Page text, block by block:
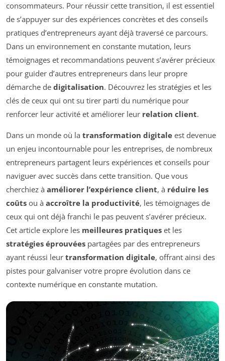
consommateurs. Pour réussir cette transition, il est essentiel
de s’appuyer sur des expériences concrètes et des conseils
pratiques d’entrepreneurs ayant déjà traversé ce parcours.
Dans un environnement en constante mutation, leurs
témoignages et recommandations peuvent s’avérer précieux
pour guider d’autres entrepreneurs dans leur propre
démarche de digitalisation. Découvrez les stratégies et les
clés de ceux qui ont su tirer parti du numérique pour
renforcer leur activité et améliorer leur relation client.
Dans un monde où la transformation digitale est devenue
un enjeu incontournable pour les entreprises, de nombreux
entrepreneurs partagent leurs expériences et conseils pour
naviguer avec succès dans cette transition. Que vous
cherchiez à améliorer l’expérience client, à réduire les
coûts ou à accroître la productivité, les témoignages de
ceux qui ont déjà franchi le pas peuvent s’avérer précieux.
Cet article explore les meilleures pratiques et les
stratégies éprouvées partagées par des entrepreneurs
ayant réussi leur transformation digitale, offrant ainsi des
pistes pour galvaniser votre propre évolution dans ce
contexte numérique en constante mutation.